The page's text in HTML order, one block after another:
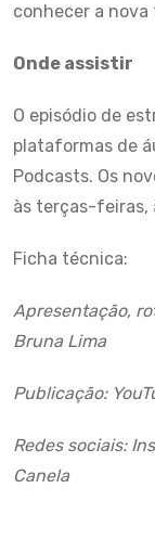
conhecer a nova
Onde assistir
O episódio de
plataformas de
Podcasts. Os
às terças-feiras,
Ficha técnica:
Apresentação,
Bruna Lima
Publicação:
Redes sociais:
Canela